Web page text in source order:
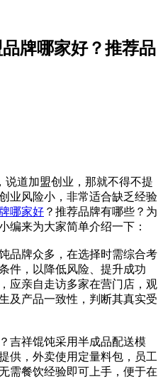
牌哪家好？推荐品
道加盟创业，那就不得不提
业风险小，非常适合缺乏经验
哪家好 ？推荐品牌有哪些？为
编来为大家简单介绍一下：
牌众多，在选择时需综合考
件，以降低风险、提升成功
应亲自走访多家在营门店，观
及产品一致性，判断其真实受
祥馄饨采用半成品配送模
供，外卖使用定量料包，员工
需餐饮经验即可上手，便于在